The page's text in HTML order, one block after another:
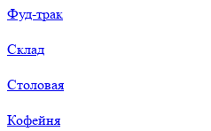
Фуд-трак
Склад
Столовая
Кофейня